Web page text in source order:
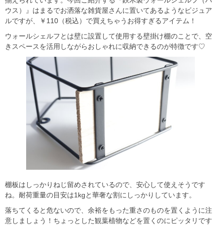
ウス）』はまるでお洒落な雑貨屋さんに置いてあるようなビジュア
ルですが、￥110（税込）で買えちゃうお得すぎるアイテム！
ウォールシェルフとは壁に設置して使用する壁掛け棚のことで、空
きスペースを活用しながらおしゃれに収納できるのが特徴です♡
棚板はしっかりねじ留めされているので、安心して使えそうです
ね。耐荷重量の目安は1kgと華奢な割にしっかりしています。
落ちてくると危ないので、余裕をもった重さのものを置くように注
意しましょう！ちょっとした観葉植物などを置くのにピッタリです